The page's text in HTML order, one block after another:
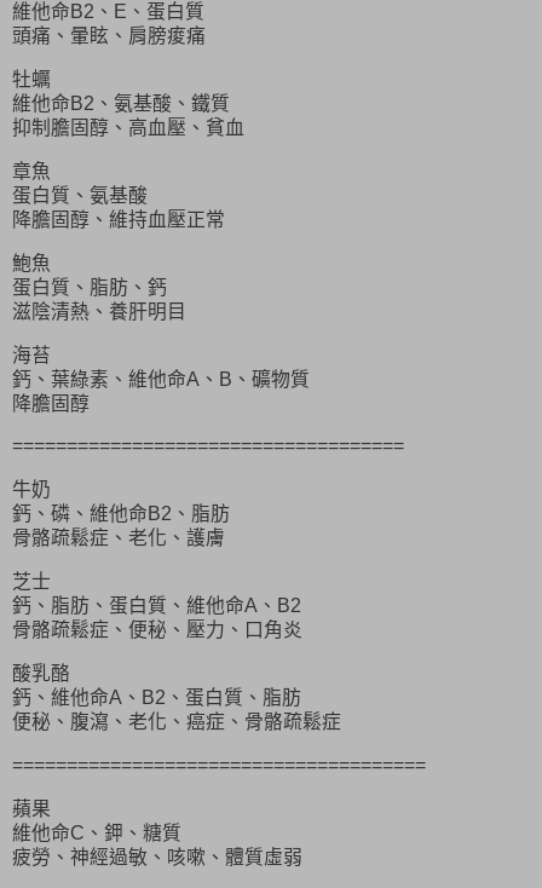
維他命B2、E、蛋白質
頭痛、暈眩、肩膀痠痛
牡蠣
維他命B2、氨基酸、鐵質
抑制膽固醇、高血壓、貧血
章魚
蛋白質、氨基酸
降膽固醇、維持血壓正常
鮑魚
蛋白質、脂肪、鈣
滋陰清熱、養肝明目
海苔
鈣、葉綠素、維他命A、B、礦物質
降膽固醇
====================================
牛奶
鈣、磷、維他命B2、脂肪
骨骼疏鬆症、老化、護膚
芝士
鈣、脂肪、蛋白質、維他命A、B2
骨骼疏鬆症、便秘、壓力、口角炎
酸乳酪
鈣、維他命A、B2、蛋白質、脂肪
便秘、腹瀉、老化、癌症、骨骼疏鬆症
======================================
蘋果
維他命C、鉀、糖質
疲勞、神經過敏、咳嗽、體質虛弱